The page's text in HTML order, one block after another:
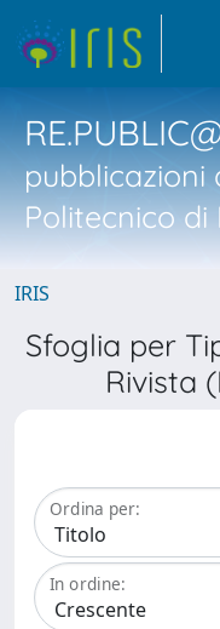
pubblicazioni
Politecnico di
IRIS
Sfoglia per
Rivista
Ordina per:
In ordine: